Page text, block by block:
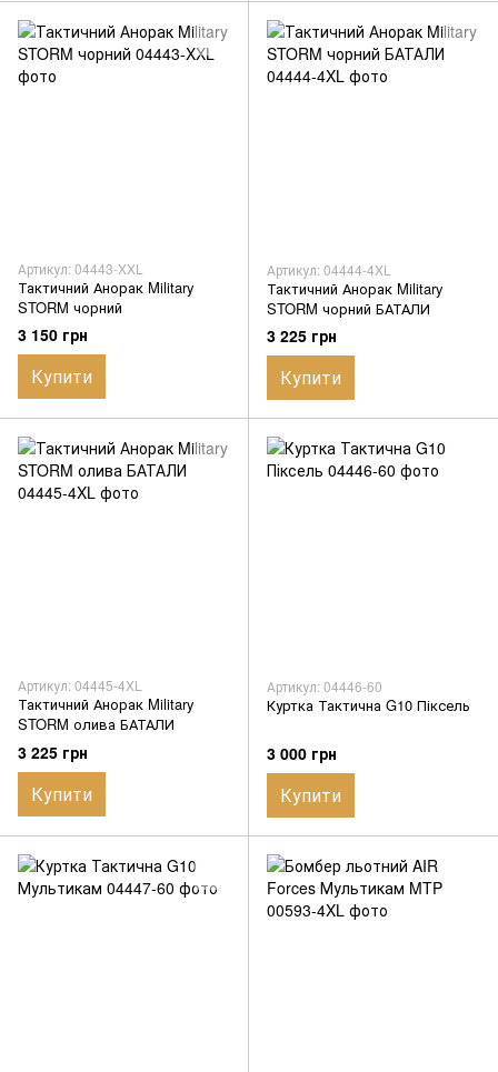
Артикул: 04443-XXL
Тактичний Анорак Military
STORM чорний
3 150 грн
Купити
Артикул: 04444-4XL
Тактичний Анорак Military
STORM чорний БАТАЛИ
3 225 грн
Купити
Артикул: 04445-4XL
Тактичний Анорак Military
STORM олива БАТАЛИ
3 225 грн
Купити
Артикул: 04446-60
Куртка Тактична G10 Піксель
3 000 грн
Купити